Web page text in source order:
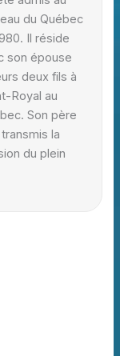
du Québec
Il réside
son épouse
deux fils à
Royal au
Son père
la
du plein